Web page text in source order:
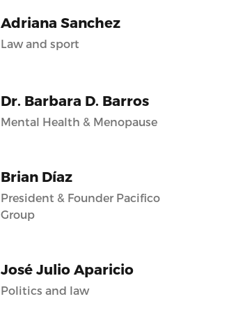
Adriana Sanchez
Law and sport
Dr. Barbara D. Barros
Mental Health & Menopause
Brian Díaz
President & Founder Pacifico
Group
José Julio Aparicio
Politics and law